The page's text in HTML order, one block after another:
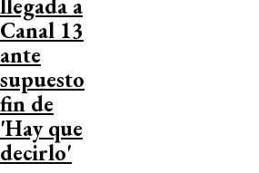
llegada a
Canal 13
ante
supuesto
fin de
'Hay que
decirlo'